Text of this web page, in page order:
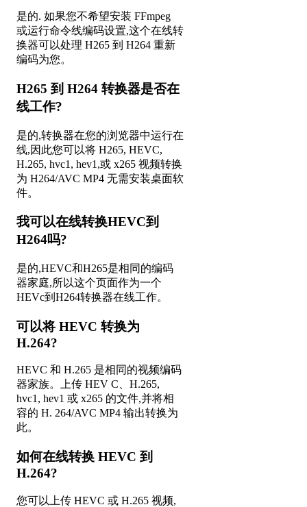
是的. 如果您不希望安装 FFmpeg
或运行命令线编码设置,这个在线转
换器可以处理 H265 到 H264 重新
编码为您。
H265 到 H264 转换器是否在
线工作?
是的,转换器在您的浏览器中运行在
线,因此您可以将 H265, HEVC,
H.265, hvc1, hev1,或 x265 视频转换
为 H264/AVC MP4 无需安装桌面软
件。
我可以在线转换HEVC到
H264吗?
是的,HEVC和H265是相同的编码
器家庭,所以这个页面作为一个
HEVc到H264转换器在线工作。
可以将 HEVC 转换为
H.264?
HEVC 和 H.265 是相同的视频编码
器家族。上传 HEV C、H.265,
hvc1, hev1 或 x265 的文件,并将相
容的 H. 264/AVC MP4 输出转换为
此。
如何在线转换 HEVC 到
H.264?
您可以上传 HEVC 或 H.265 视频,